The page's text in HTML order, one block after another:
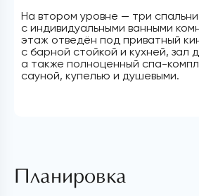
На втором уровне — три спальни
с индивидуальными ванными
этаж отведён под приватный
с барной стойкой и кухней, зал
а также полноценный спа-
сауной, купелью и душевыми.
Планировка